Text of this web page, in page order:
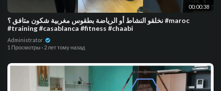
00:00:38
نخلقو النشاط أو الرياضة بطقوس مغربية شكون متافق ؟ #maroc
#training #casablanca #fitness #chaabi
Administrator
1 Просмотры · 2 лет тому назад